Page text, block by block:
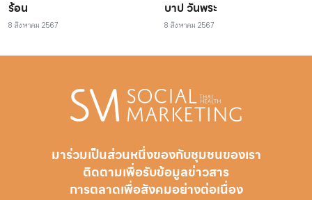
ร้อน
8 สิงหาคม 2567
บาป วันพระ
8 สิงหาคม 2567
มาร่วมเป็นส่วนหนึ่งของกับชุมชนของเรา
ติดตามเพื่อรับข้อมูลข่าวสาร
การตลาดเพื่อสังคมอย่างต่อเนื่อง